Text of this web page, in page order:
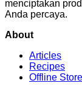
menciptakan
Anda percaya.
About
Articles
Recipes
Offline Store